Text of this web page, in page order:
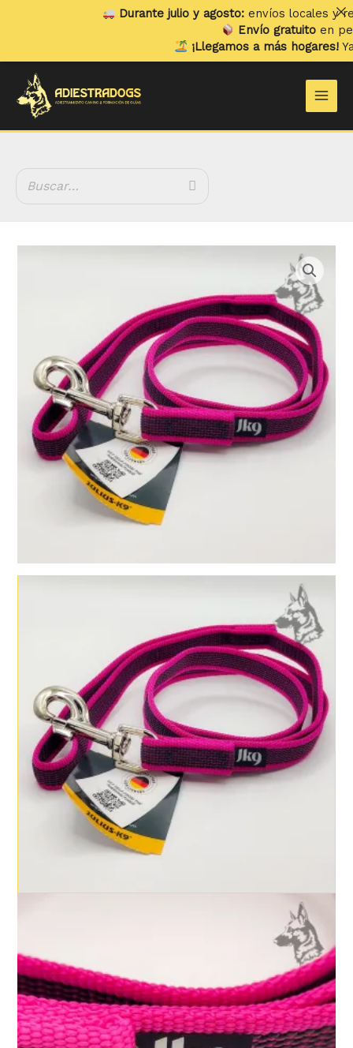
desde
13.99 €
hasta
15.99 €
Durante julio y agosto:envíos locales y
Envío gratuitoen
¡Llegamos a más hogares!Ya